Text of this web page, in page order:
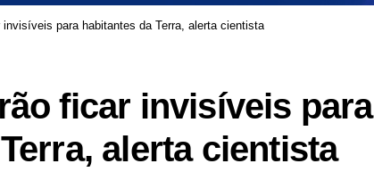
invisíveis para habitantes da Terra, alerta cientista
ficar invisíveis para
alerta cientista